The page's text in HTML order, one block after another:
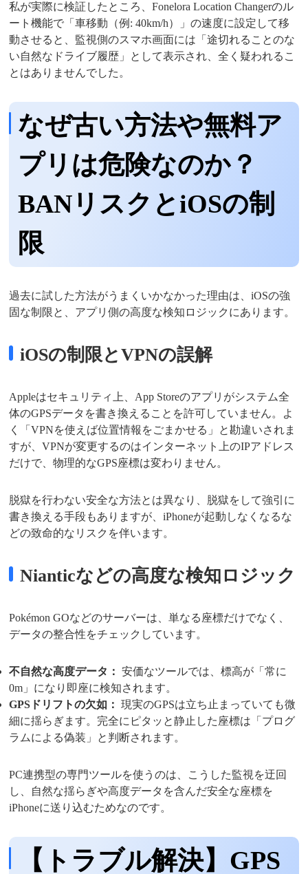
私が実際に検証したところ、Fonelora Location Changerのル
ート機能で「車移動（例: 40km/h）」の速度に設定して移
動させると、監視側のスマホ画面には「途切れることのな
い自然なドライブ履歴」として表示され、全く疑われるこ
とはありませんでした。
なぜ古い方法や無料ア
プリは危険なのか？
BANリスクとiOSの制
限
過去に試した方法がうまくいかなかった理由は、iOSの強
固な制限と、アプリ側の高度な検知ロジックにあります。
iOSの制限とVPNの誤解
Appleはセキュリティ上、App Storeのアプリがシステム全
体のGPSデータを書き換えることを許可していません。よ
く「VPNを使えば位置情報をごまかせる」と勘違いされま
すが、VPNが変更するのはインターネット上のIPアドレス
だけで、物理的なGPS座標は変わりません。
脱獄を行わない安全な方法とは異なり、脱獄をして強引に
書き換える手段もありますが、iPhoneが起動しなくなるな
どの致命的なリスクを伴います。
Nianticなどの高度な検知ロジック
Pokémon GOなどのサーバーは、単なる座標だけでなく、
データの整合性をチェックしています。
不自然な高度データ： 安価なツールでは、標高が「常に
0m」になり即座に検知されます。
GPSドリフトの欠如： 現実のGPSは立ち止まっていても微
細に揺らぎます。完全にピタッと静止した座標は「プログ
ラムによる偽装」と判断されます。
PC連携型の専門ツールを使うのは、こうした監視を迂回
し、自然な揺らぎや高度データを含んだ安全な座標を
iPhoneに送り込むためなのです。
【トラブル解決】GPS